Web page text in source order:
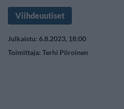
Viihdeuutiset
Julkaistu: 6.8.2023, 18:00
Toimittaja: Terhi Piiroinen